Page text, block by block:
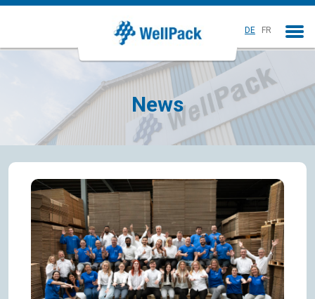
DE FR
News